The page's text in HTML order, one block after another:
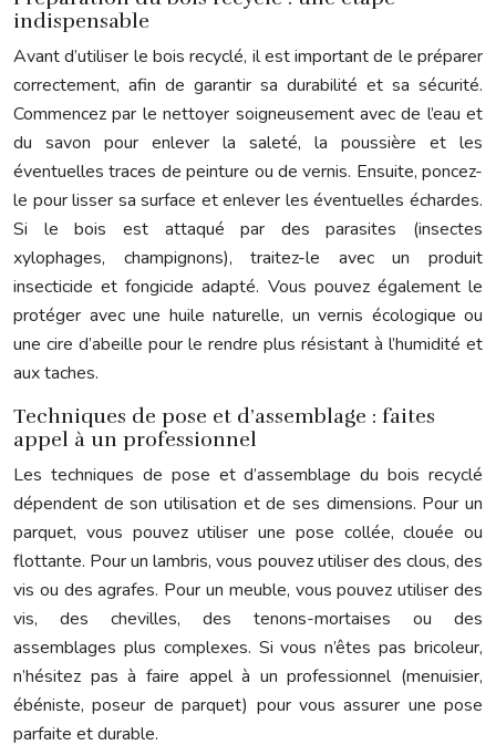
indispensable
Avant d’utiliser le bois recyclé, il est important de le préparer
correctement, afin de garantir sa durabilité et sa sécurité.
Commencez par le nettoyer soigneusement avec de l’eau et
du savon pour enlever la saleté, la poussière et les
éventuelles traces de peinture ou de vernis. Ensuite, poncez-
le pour lisser sa surface et enlever les éventuelles échardes.
Si le bois est attaqué par des parasites (insectes
xylophages, champignons), traitez-le avec un produit
insecticide et fongicide adapté. Vous pouvez également le
protéger avec une huile naturelle, un vernis écologique ou
une cire d’abeille pour le rendre plus résistant à l’humidité et
aux taches.
Techniques de pose et d’assemblage : faites
appel à un professionnel
Les techniques de pose et d’assemblage du bois recyclé
dépendent de son utilisation et de ses dimensions. Pour un
parquet, vous pouvez utiliser une pose collée, clouée ou
flottante. Pour un lambris, vous pouvez utiliser des clous, des
vis ou des agrafes. Pour un meuble, vous pouvez utiliser des
vis, des chevilles, des tenons-mortaises ou des
assemblages plus complexes. Si vous n’êtes pas bricoleur,
n’hésitez pas à faire appel à un professionnel (menuisier,
ébéniste, poseur de parquet) pour vous assurer une pose
parfaite et durable.